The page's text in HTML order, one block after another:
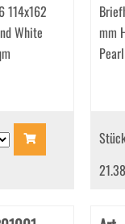
114x162
White
mm